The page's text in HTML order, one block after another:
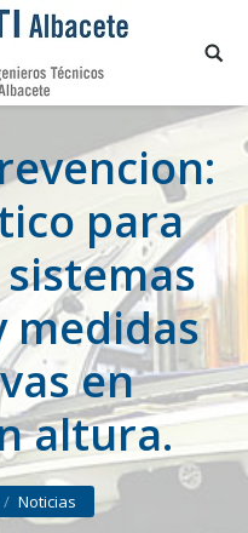
para
medidas
en
altura.
Noticias